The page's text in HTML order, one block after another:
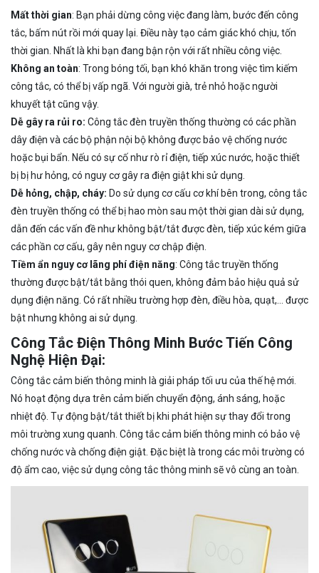
Mất thời gian: Bạn phải dừng công việc đang làm, bước đến công
tắc, bấm nút rồi mới quay lại. Điều này tạo cảm giác khó chịu, tốn
thời gian. Nhất là khi bạn đang bận rộn với rất nhiều công việc.
Không an toàn: Trong bóng tối, bạn khó khăn trong việc tìm kiếm
công tắc, có thể bị vấp ngã. Với người già, trẻ nhỏ hoặc người
khuyết tật cũng vậy.
Dễ gây ra rủi ro: Công tắc đèn truyền thống thường có các phần
dây điện và các bộ phận nội bộ không được bảo vệ chống nước
hoặc bụi bẩn. Nếu có sự cố như rò rỉ điện, tiếp xúc nước, hoặc thiết
bị bị hư hỏng, có nguy cơ gây ra điện giật khi sử dụng.
Dễ hỏng, chập, cháy: Do sử dụng cơ cấu cơ khí bên trong, công tắc
đèn truyền thống có thể bị hao mòn sau một thời gian dài sử dụng,
dẫn đến các vấn đề như không bật/tắt được đèn, tiếp xúc kém giữa
các phần cơ cấu, gây nên nguy cơ chập điện.
Tiềm ẩn nguy cơ lãng phí điện năng: Công tắc truyền thống
thường được bật/tắt bằng thói quen, không đảm bảo hiệu quả sử
dụng điện năng. Có rất nhiều trường hợp đèn, điều hòa, quạt,… được
bật nhưng không ai sử dụng.
Công Tắc Điện Thông Minh Bước Tiến Công
Nghệ Hiện Đại:
Công tắc cảm biến thông minh là giải pháp tối ưu của thế hệ mới.
Nó hoạt động dựa trên cảm biến chuyển động, ánh sáng, hoặc
nhiệt độ. Tự động bật/tắt thiết bị khi phát hiện sự thay đổi trong
môi trường xung quanh. Công tắc cảm biến thông minh có bảo vệ
chống nước và chống điện giật. Đặc biệt là trong các môi trường có
độ ẩm cao, việc sử dụng công tắc thông minh sẽ vô cùng an toàn.